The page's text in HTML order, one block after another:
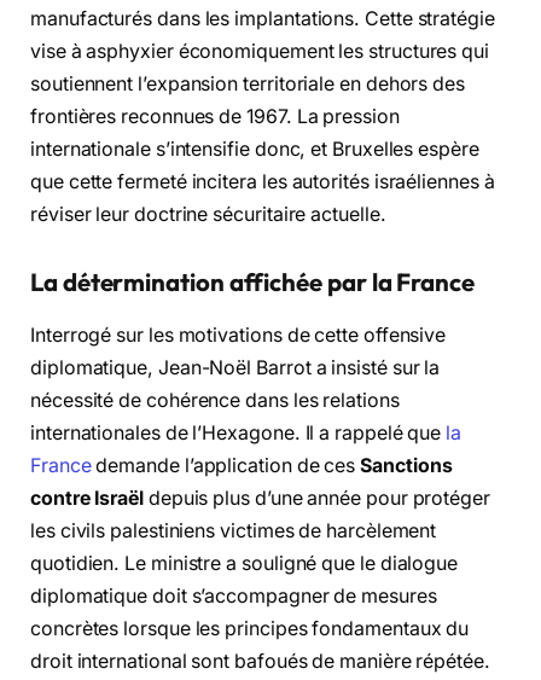
manufacturés dans les implantations. Cette stratégie
vise à asphyxier économiquement les structures qui
soutiennent l’expansion territoriale en dehors des
frontières reconnues de 1967. La pression
internationale s’intensifie donc, et Bruxelles espère
que cette fermeté incitera les autorités israéliennes à
réviser leur doctrine sécuritaire actuelle.
La détermination affichée par la France
Interrogé sur les motivations de cette offensive
diplomatique, Jean-Noël Barrot a insisté sur la
nécessité de cohérence dans les relations
internationales de l’Hexagone. Il a rappelé que la
Francedemande l’application de cesSanctions
contre Israëldepuis plus d’une année pour protéger
les civils palestiniens victimes de harcèlement
quotidien. Le ministre a souligné que le dialogue
diplomatique doit s’accompagner de mesures
concrètes lorsque les principes fondamentaux du
droit international sont bafoués de manière répétée.